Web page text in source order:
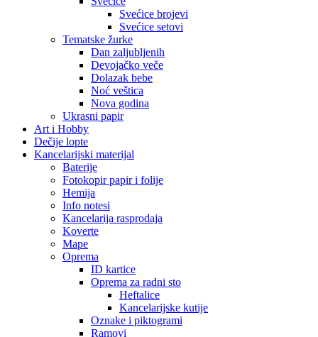
Svećice brojevi
Svećice setovi
Tematske žurke
Dan zaljubljenih
Devojačko veče
Dolazak bebe
Noć veštica
Nova godina
Ukrasni papir
Art i Hobby
Dečije lopte
Kancelarijski materijal
Baterije
Fotokopir papir i folije
Hemija
Info notesi
Kancelarija rasprodaja
Koverte
Mape
Oprema
ID kartice
Oprema za radni sto
Heftalice
Kancelarijske kutije
Oznake i piktogrami
Ramovi